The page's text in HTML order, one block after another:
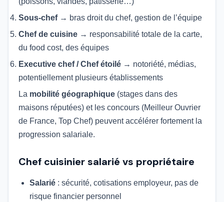
Sous-chef→ bras droit du chef, gestion de l’équipe
Chef de cuisine → responsabilité totale de la carte,
du food cost, des équipes
Executive chef / Chef étoilé → notoriété, médias,
potentiellement plusieurs établissements
La mobilité géographique (stages dans des
maisons réputées) et les concours (Meilleur Ouvrier
de France, Top Chef) peuvent accélérer fortement la
progression salariale.
Chef cuisinier salarié vs propriétaire
Salarié : sécurité, cotisations employeur, pas de
risque financier personnel